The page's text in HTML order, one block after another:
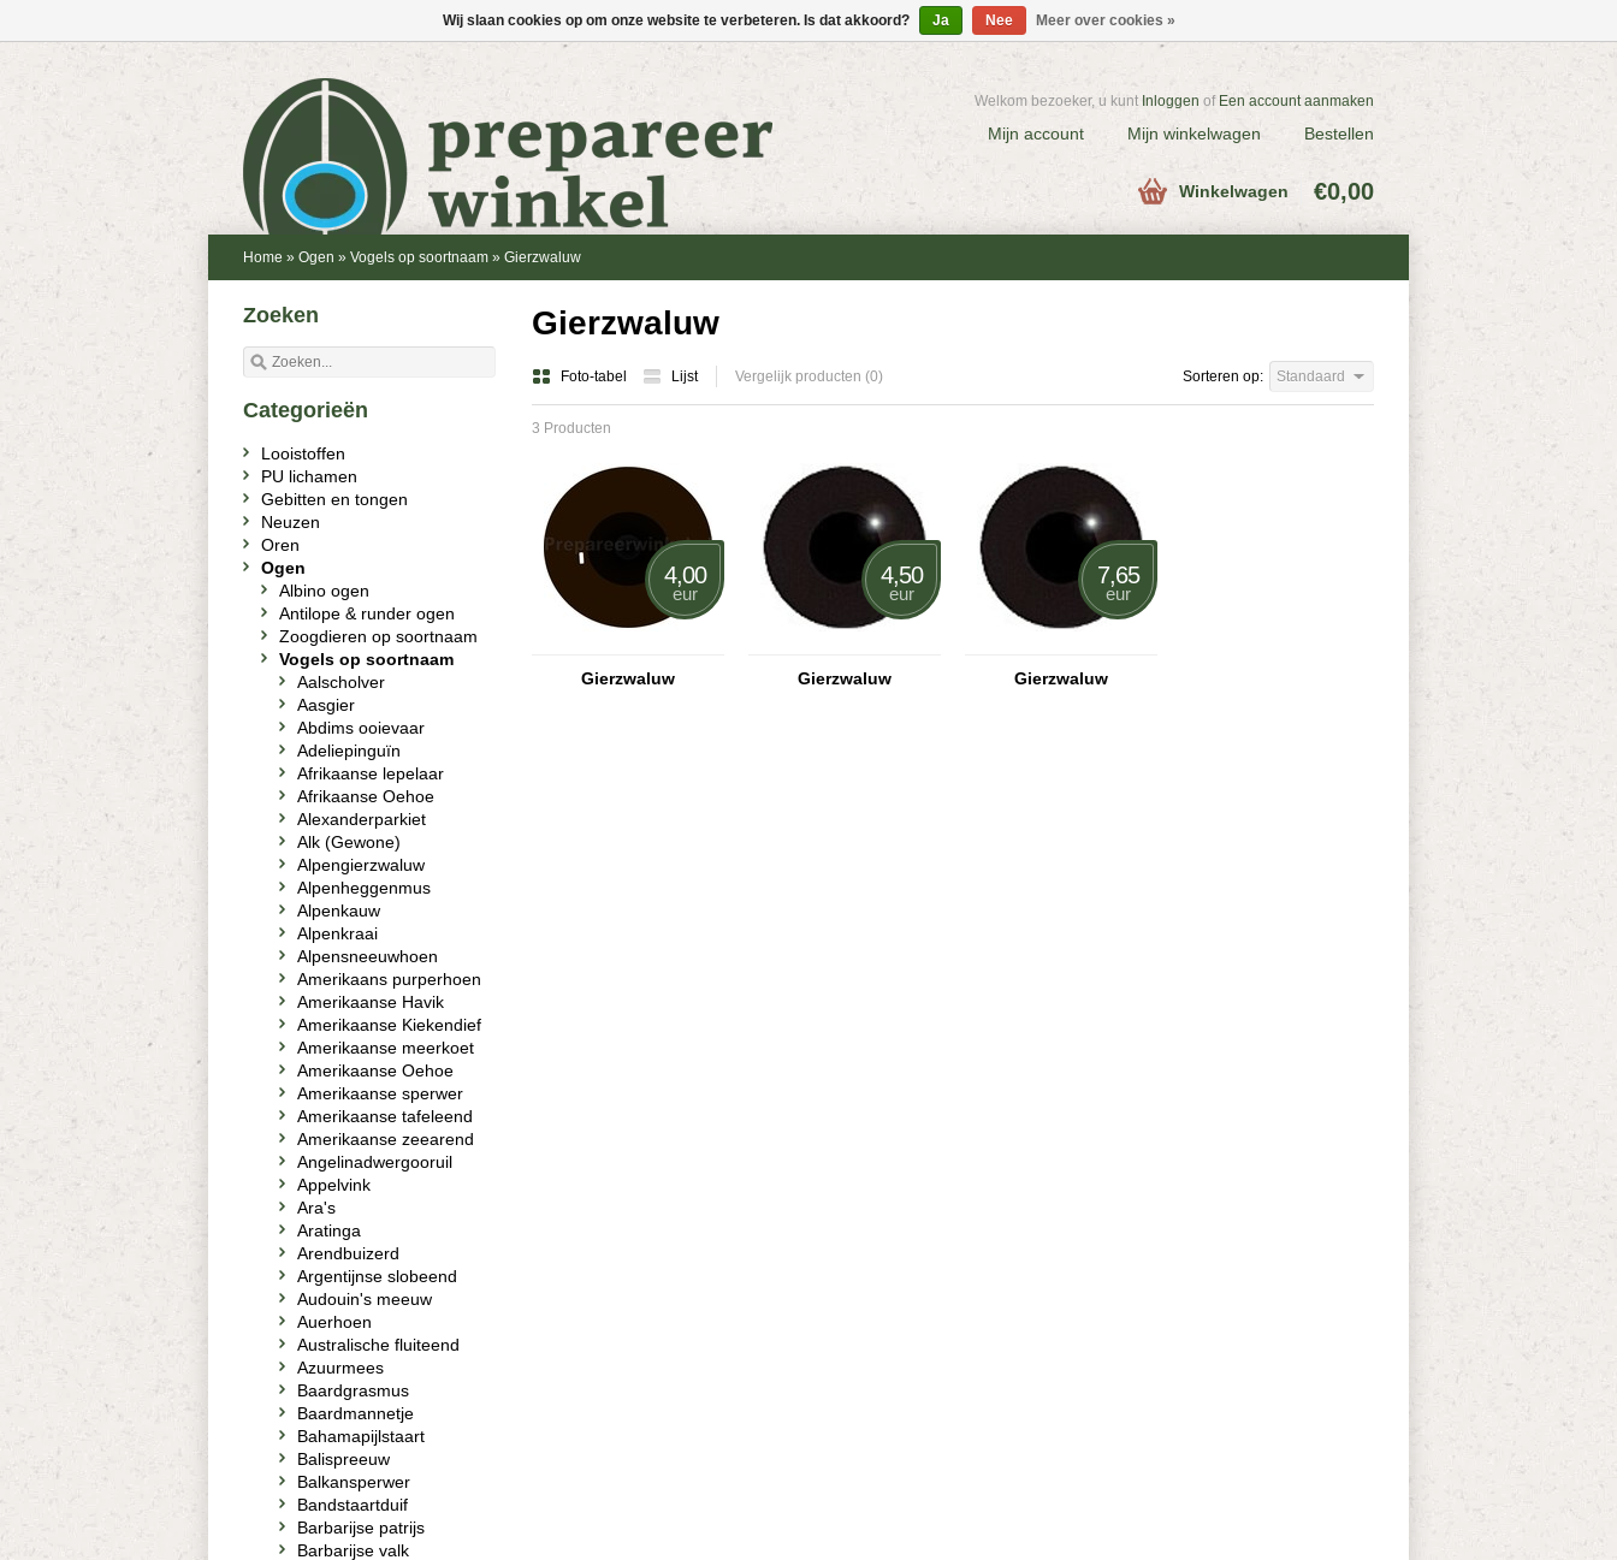
Welkom bezoeker, u kunt Inloggen of Een account aanmaken
Mijn account Mijn winkelwagen Bestellen
Winkelwagen €0,00
Home » Ogen » Vogels op soortnaam » Gierzwaluw
Gierzwaluw
Foto-tabel Lijst Vergelijk producten (0) Sorteren op: Standaard
3 Producten
4,00
eur
Gierzwaluw
4,50
eur
Gierzwaluw
7,65
eur
Gierzwaluw
Zoeken
Categorieën
Looistoffen
PU lichamen
Gebitten en tongen
Neuzen
Oren
Ogen
Albino ogen
Antilope & runder ogen
Zoogdieren op soortnaam
Vogels op soortnaam
Aalscholver
Aasgier
Abdims ooievaar
Adeliepinguïn
Afrikaanse lepelaar
Afrikaanse Oehoe
Alexanderparkiet
Alk (Gewone)
Alpengierzwaluw
Alpenheggenmus
Alpenkauw
Alpenkraai
Alpensneeuwhoen
Amerikaans purperhoen
Amerikaanse Havik
Amerikaanse Kiekendief
Amerikaanse meerkoet
Amerikaanse Oehoe
Amerikaanse sperwer
Amerikaanse tafeleend
Amerikaanse zeearend
Angelinadwergooruil
Appelvink
Ara's
Aratinga
Arendbuizerd
Argentijnse slobeend
Audouin's meeuw
Auerhoen
Australische fluiteend
Azuurmees
Baardgrasmus
Baardmannetje
Bahamapijlstaart
Balispreeuw
Balkansperwer
Bandstaartduif
Barbarijse patrijs
Barbarijse valk
Wij slaan cookies op om onze website te verbeteren. Is dat akkoord? Ja Nee Meer over cookies »